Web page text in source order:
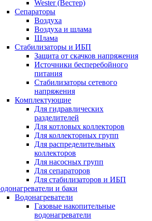
Wester (Вестер)
Сепараторы
Воздуха
Воздуха и шлама
Шлама
Стабилизаторы и ИБП
Защита от скачков напряжения
Источники бесперебойного
питания
Стабилизаторы сетевого
напряжения
Комплектующие
Для гидравлических
разделителей
Для котловых коллекторов
Для коллекторных групп
Для распределительных
коллекторов
Для насосных групп
Для сепараторов
Для стабилизаторов и ИБП
и баки
Водонагреватели
Газовые накопительные
водонагреватели